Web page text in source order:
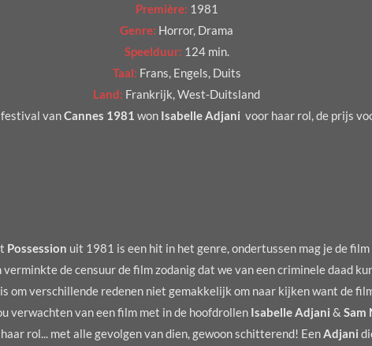
Première: 1981
Genre: Horror, Drama
Speelduur: 124 min.
Taal: Frans, Engels, Duits
Land: Frankrijk, West-Duitsland
vanCannes 1981 won Isabelle Adjani voor haar rol, de prijs
Possession uit 1981 is een hit in het genre, ondertussen mag je de
de censuur de film zodanig dat we van een criminele daad
om verschillende redenen niet gemakkelijk om naar kijken want de
verwachten van een film met in de hoofdrollen Isabelle Adjani & Sam
rol... met alle gevolgen van dien, gewoon schitterend! EenAdjani